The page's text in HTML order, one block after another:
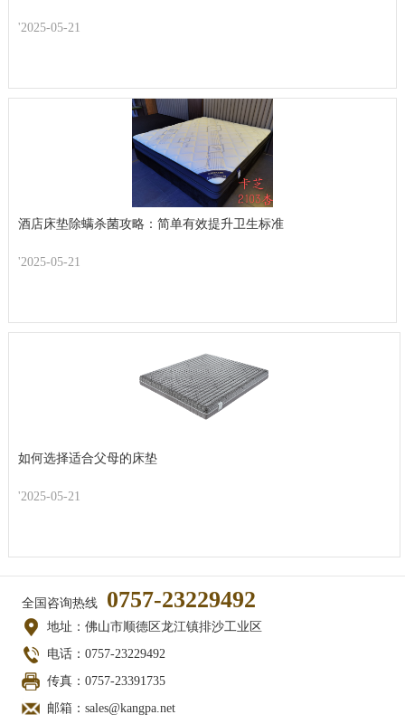
'2025-05-21
酒店床垫除螨杀菌攻略：简单有效提升卫生标准​
'2025-05-21
如何选择适合父母的床垫
'2025-05-21
全国咨询热线 0757-23229492
地址：佛山市顺德区龙江镇排沙工业区
电话：0757-23229492
传真：0757-23391735
邮箱：sales@kangpa.net